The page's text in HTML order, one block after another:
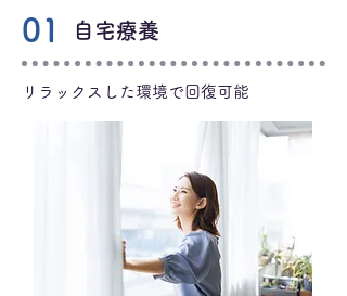
01 自宅療養
リラックスした環境で回復可能